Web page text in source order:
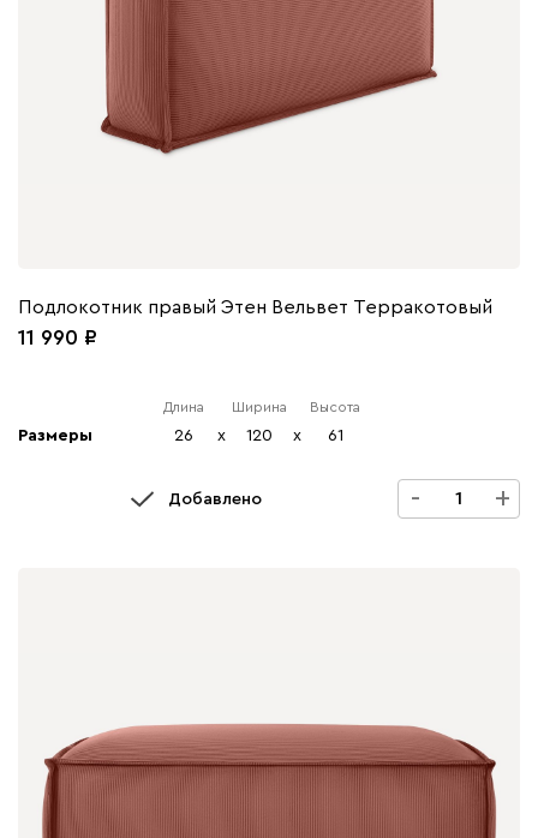
Подлокотник правый Этен Вельвет Терракотовый
11 990
Размеры
Длина
26 x
Ширина
120 x
Высота
61
Добавлено - +